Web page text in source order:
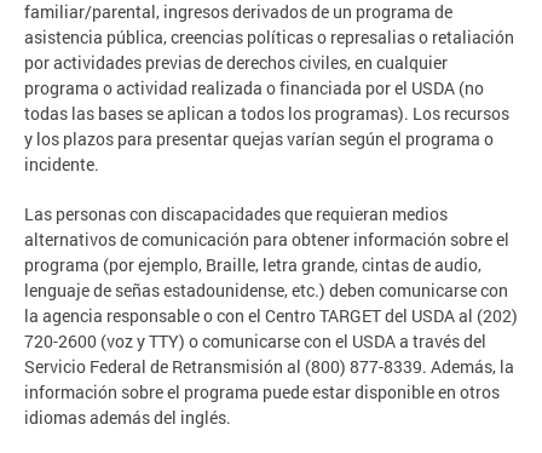
familiar/parental, ingresos derivados de un programa de
asistencia pública, creencias políticas o represalias o retaliación
por actividades previas de derechos civiles, en cualquier
programa o actividad realizada o financiada por el USDA (no
todas las bases se aplican a todos los programas). Los recursos
y los plazos para presentar quejas varían según el programa o
incidente.
Las personas con discapacidades que requieran medios
alternativos de comunicación para obtener información sobre el
programa (por ejemplo, Braille, letra grande, cintas de audio,
lenguaje de señas estadounidense, etc.) deben comunicarse con
la agencia responsable o con el Centro TARGET del USDA al (202)
720-2600 (voz y TTY) o comunicarse con el USDA a través del
Servicio Federal de Retransmisión al (800) 877-8339. Además, la
información sobre el programa puede estar disponible en otros
idiomas además del inglés.